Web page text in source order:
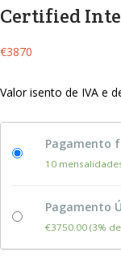
Certified
€3870
Valor isento de IVA e
Pagamento
10
Pagamento
€3750.00 (3%